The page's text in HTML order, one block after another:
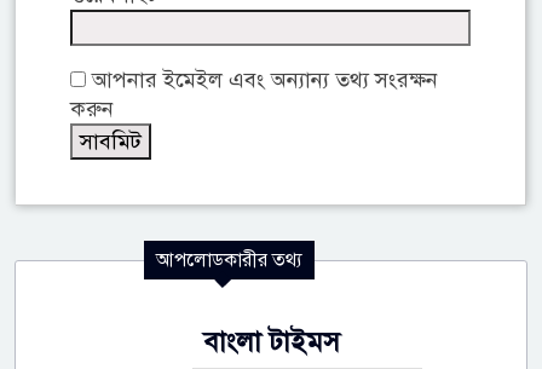
আপনার ইমেইল এবং অন্যান্য তথ্য সংরক্ষন
করুন
আপলোডকারীর তথ্য
বাংলা টাইমস